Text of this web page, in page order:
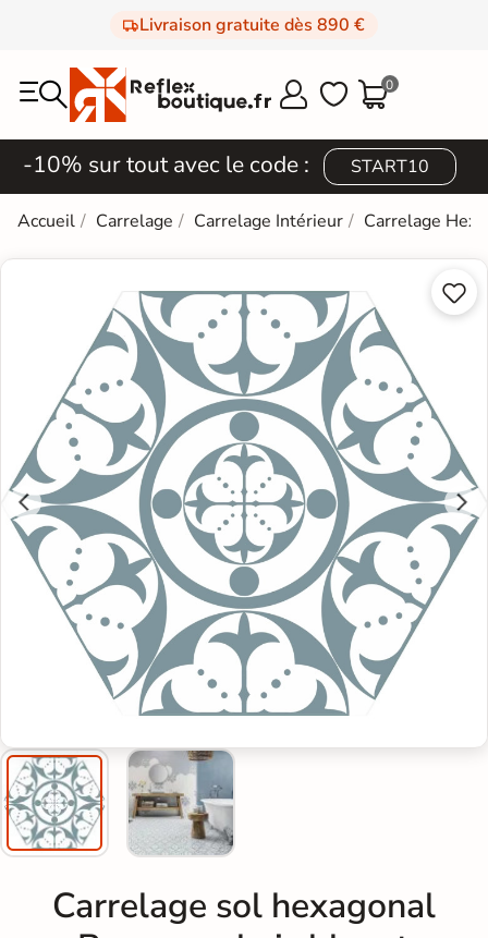
Livraison gratuite dès 890 €
  0
-10% sur tout avec le code : START10
Accueil Carrelage Carrelage Intérieur Carrelage


Carrelage sol hexagonal